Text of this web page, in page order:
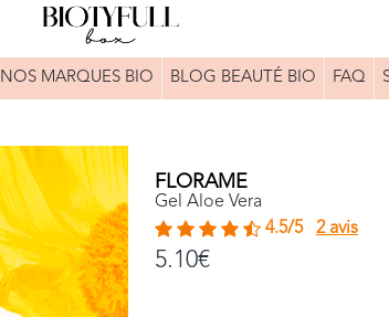
NOS MARQUES BIO BLOG BEAUTÉ BIO FAQ
FLORAME
Gel Aloe Vera
4.5/5
2 avis
5.10€